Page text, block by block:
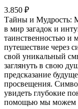
3.850 ₽
Тайны и Мудрость:
в мир загадок и
таинственностью и
путешествие через
свой уникальный
заглянуть в свою
предсказание
просвещения.
увидеть глубокие
помощью мы можем